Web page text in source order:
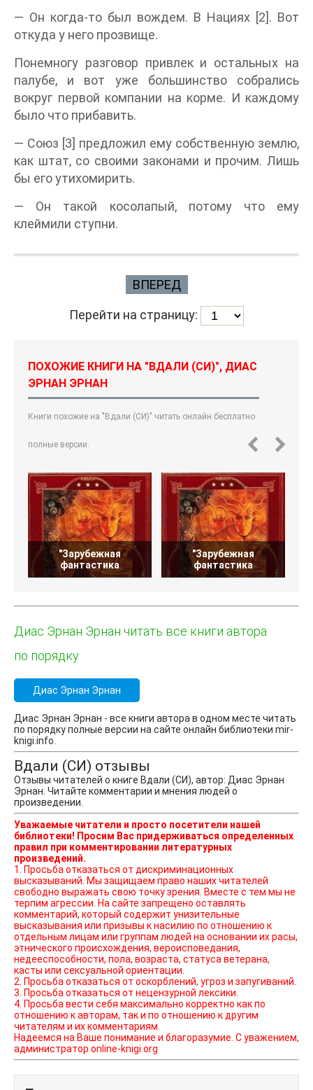
— Он когда-то был вождем. В Нациях [2]. Вот
откуда у него прозвище.
Понемногу разговор привлек и остальных на
палубе, и вот уже большинство собрались
вокруг первой компании на корме. И каждому
было что прибавить.
— Союз [3] предложил ему собственную землю,
как штат, со своими законами и прочим. Лишь
бы его утихомирить.
— Он такой косолапый, потому что ему
клеймили ступни.
ВПЕРЕД
Перейти на страницу:
ПОХОЖИЕ КНИГИ НА "ВДАЛИ (СИ)", ДИАС
ЭРНАН ЭРНАН
Книги похожие на "Вдали (СИ)" читать онлайн бесплатно
полные версии.
"Зарубежная
фантастика
"Зарубежная
фантастика
Диас Эрнан Эрнан читать все книги автора
по порядку
Диас Эрнан Эрнан
Диас Эрнан Эрнан - все книги автора в одном месте читать
по порядку полные версии на сайте онлайн библиотеки mir-
knigi.info.
Вдали (СИ) отзывы
Отзывы читателей о книге Вдали (СИ), автор: Диас Эрнан
Эрнан. Читайте комментарии и мнения людей о
произведении.
Уважаемые читатели и просто посетители нашей
библиотеки! Просим Вас придерживаться определенных
правил при комментировании литературных
произведений.
1. Просьба отказаться от дискриминационных
высказываний. Мы защищаем право наших читателей
свободно выражать свою точку зрения. Вместе с тем мы не
терпим агрессии. На сайте запрещено оставлять
комментарий, который содержит унизительные
высказывания или призывы к насилию по отношению к
отдельным лицам или группам людей на основании их расы,
этнического происхождения, вероисповедания,
недееспособности, пола, возраста, статуса ветерана,
касты или сексуальной ориентации.
2. Просьба отказаться от оскорблений, угроз и запугиваний.
3. Просьба отказаться от нецензурной лексики.
4. Просьба вести себя максимально корректно как по
отношению к авторам, так и по отношению к другим
читателям и их комментариям.
Надеемся на Ваше понимание и благоразумие. С уважением,
администратор online-knigi.org